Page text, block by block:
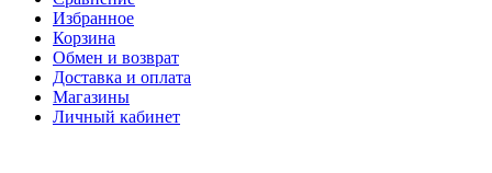
Избранное
Корзина
Обмен и возврат
Доставка и оплата
Магазины
Личный кабинет